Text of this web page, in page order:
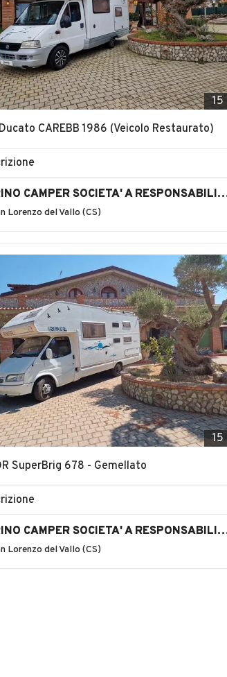
15
CAREBB 1986 (Veicolo Restaurato)
MARINO CAMPER SOCIETA' A
Lorenzo del Vallo (CS)
15
SuperBrig 678 - Gemellato
MARINO CAMPER SOCIETA' A
Lorenzo del Vallo (CS)